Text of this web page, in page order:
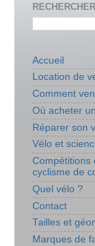
Accueil
Location de
Comment
Où acheter
Réparer son
Vélo et
Compétitions
cyclisme de
Quel vélo ?
Contact
Tailles et
Marques de